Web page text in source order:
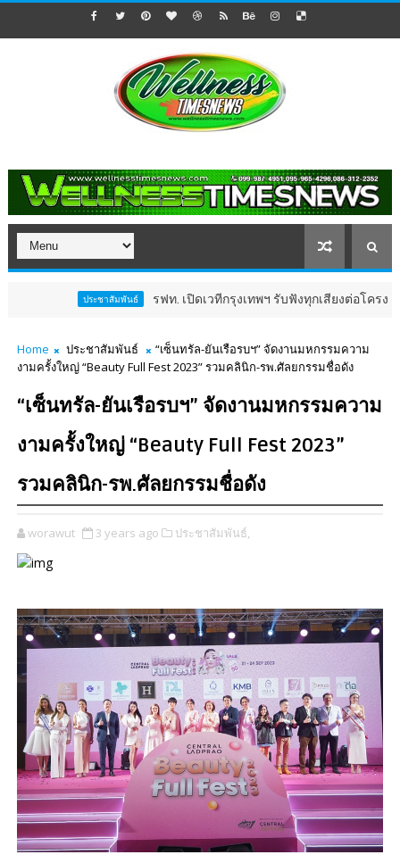
รฟท. เปิดเวทีกรุงเทพฯ รับฟังทุกเสียงต่อโครงการรถไฟฟ้
Home ประชาสัมพันธ์
“เซ็นทรัล-ยันเรือรบฯ” จัดงานมหกรรมความ
งามครั้งใหญ่ “Beauty Full Fest 2023” รวมคลินิก-รพ.ศัลยกรรมชื่อดัง
“เซ็นทรัล-ยันเรือรบฯ” จัดงานมหกรรมความ
งามครั้งใหญ่ “Beauty Full Fest 2023”
รวมคลินิก-รพ.ศัลยกรรมชื่อดัง
worawut 3 years ago ประชาสัมพันธ์,